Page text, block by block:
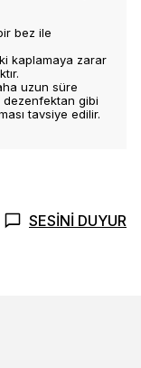
bez ile
kaplamaya zarar
uzun süre
dezenfektan gibi
tavsiye edilir.
SESİNİ DUYUR